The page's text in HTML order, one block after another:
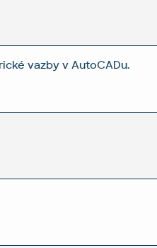
vazby v AutoCADu.